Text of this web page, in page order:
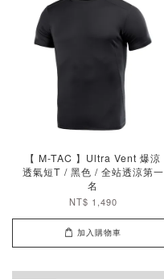
【 M-TAC 】Ultra Vent 爆涼
透氣短T / 黑色 / 全站透涼第一
名
NT$ 1,490
加入購物車